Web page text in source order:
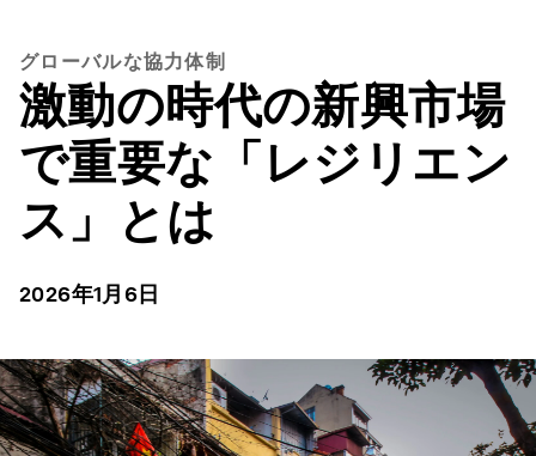
グローバルな協力体制
激動の時代の新興市場
で重要な「レジリエン
ス」とは
2026年1月6日